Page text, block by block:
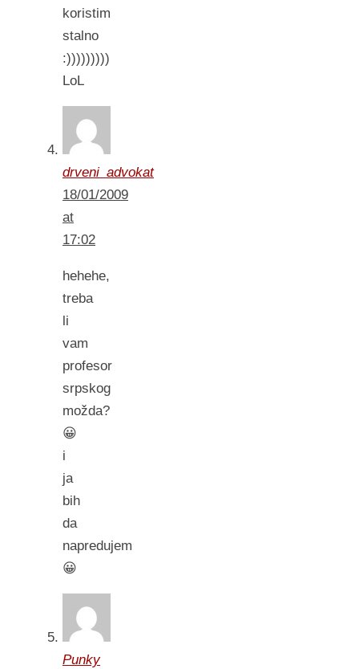
koristim
stalno
:)))))))))
LoL
drveni_advokat
18/01/2009
at
17:02
hehehe,
treba
li
vam
profesor
srpskog
možda?
😀
i
ja
bih
da
napredujem
😀
Punky